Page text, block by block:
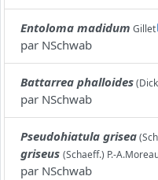
Entoloma madidum Gillet
par NSchwab
Battarrea phalloides
par NSchwab
Pseudohiatula grisea
griseus (Schaeff.) P.-
par NSchwab